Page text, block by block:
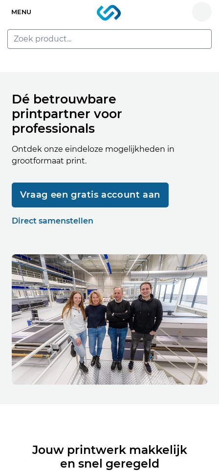
MENU
Dé betrouwbare
printpartner voor
professionals
Ontdek onze eindeloze mogelijkheden in
grootformaat print.
Vraag een gratis account aan
Direct samenstellen
Jouw printwerk makkelijk
en snel geregeld